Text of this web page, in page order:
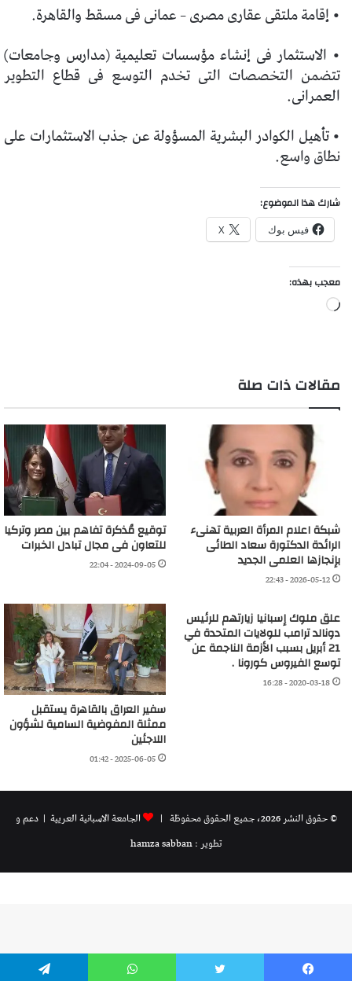
• إقامة ملتقى عقارى مصرى – عمانى فى مسقط والقاهرة.
• الاستثمار فى إنشاء مؤسسات تعليمية (مدارس وجامعات)
تتضمن التخصصات التى تخدم التوسع فى قطاع التطوير
العمرانى.
• تأهيل الكوادر البشرية المسؤولة عن جذب الاستثمارات على
نطاق واسع.
شارك هذا الموضوع:
فيس بوك X
معجب بهذه:
جاري
مقالات ذات صلة
شبكة اعلام المرأة العربية تهنىء
الرائدة الدكتورة سعاد الطائى
بإنجازها العلمى الجديد
2026-05-12 - 22:43
توقيع مُذكرة تفاهم بين مصر وتركيا
للتعاون فى مجال تبادل الخبرات
2024-09-05 - 22:04
علق ملوك إسبانيا زيارتهم للرئيس
دونالد ترامب للولايات المتحدة في
21 أبريل بسبب الأزمة الناجمة عن
توسع الفيروس كورونا .
2020-03-18 - 16:28
سفير العراق بالقاهرة يستقبل
ممثلة المفوضية السامية لشؤون
اللاجئين
2025-06-05 - 01:42
© حقوق النشر 2026، جميع الحقوق محفوظة | الجامعة الاسبانية العريية | دعم و
تطوير : hamza sabban